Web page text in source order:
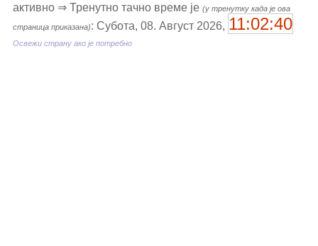
активно ⇒ Тренутно тачно време је (у тренутку када је ова
страница приказана): Субота, 08. Август 2026, 11:02:40
Освежи страну ако је потребно